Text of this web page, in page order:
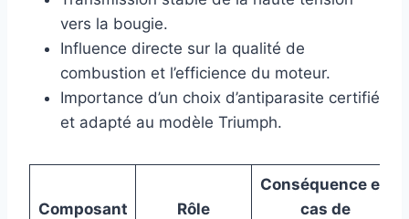
vers la bougie.
Influence directe sur la qualité de
combustion et l’efficience du moteur.
Importance d’un choix d’antiparasite certifié
et adapté au modèle Triumph.
Composant Rôle
Conséquence en
cas de